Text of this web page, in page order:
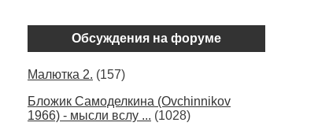
Обсуждения на форуме
Малютка 2. (157)
Бложик Самоделкина (Ovchinnikov
1966) - мысли вслу ... (1028)